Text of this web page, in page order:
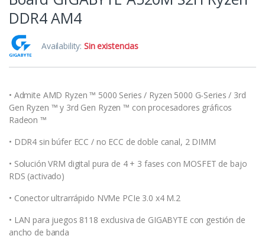
DDR4 AM4
Availability:Sin existencias
• Admite AMD Ryzen ™ 5000 Series / Ryzen 5000 G-Series / 3rd
Gen Ryzen ™ y 3rd Gen Ryzen ™ con procesadores gráficos
Radeon ™
• DDR4 sin búfer ECC / no ECC de doble canal, 2 DIMM
• Solución VRM digital pura de 4 + 3 fases con MOSFET de bajo
RDS (activado)
• Conector ultrarrápido NVMe PCIe 3.0 x4 M.2
• LAN para juegos 8118 exclusiva de GIGABYTE con gestión de
ancho de banda